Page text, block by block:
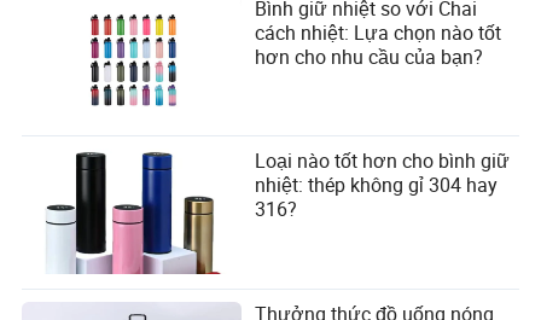
Bình giữ nhiệt so với Chai
cách nhiệt: Lựa chọn nào tốt
hơn cho nhu cầu của bạn?
Loại nào tốt hơn cho bình giữ
nhiệt: thép không gỉ 304 hay
316?
Thưởng thức đồ uống nóng